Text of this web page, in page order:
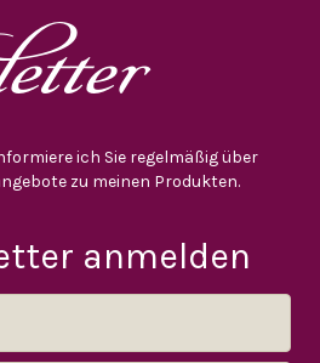
ich Sie regelmäßig über
zu meinen Produkten.
anmelden